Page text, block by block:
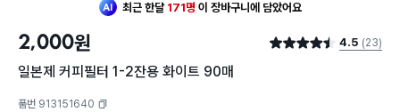
최근 한달 171명 이 장바구니에 담았어요
2,000원 별점 4.5점 4.5 (23)
일본제 커피필터 1-2잔용 화이트 90매
품번 913151640